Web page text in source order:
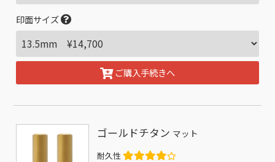
印面サイズ
ご購入手続きへ
ゴールドチタン マット
耐久性